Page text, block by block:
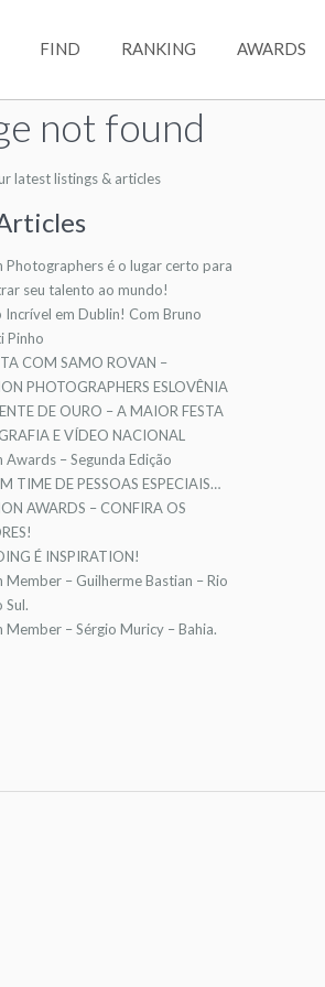
FIND RANKING AWARDS
not found
latest listings & articles
Photographers é o lugar certo para
seu talento ao mundo!
em Dublin! Com Bruno
Pinho
COM SAMO ROVAN –
PHOTOGRAPHERS ESLOVÊNIA
DE OURO – A MAIOR FESTA
E VÍDEO NACIONAL
– Segunda Edição
TIME DE PESSOAS ESPECIAIS…
AWARDS – CONFIRA OS
É INSPIRATION!
Member – Guilherme Bastian – Rio
Sul.
Member – Sérgio Muricy – Bahia.